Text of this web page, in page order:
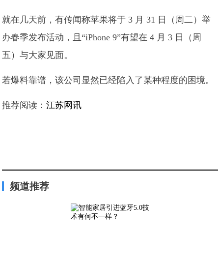
就在几天前，有传闻称苹果将于 3 月 31 日（周二）举
办春季发布活动，且“iPhone 9”有望在 4 月 3 日（周
五）与大家见面。
若爆料靠谱，该公司显然已经陷入了某种程度的困境。
推荐阅读：江苏网讯
频道推荐